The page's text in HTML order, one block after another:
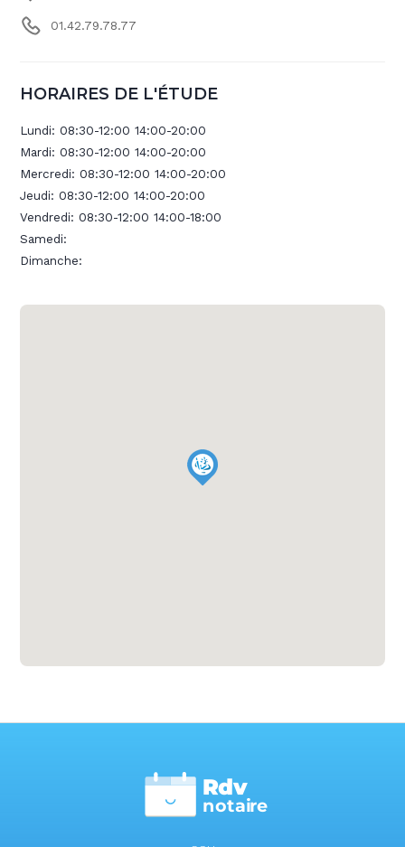
01.42.79.78.77
HORAIRES DE L'ÉTUDE
Lundi:08:30-12:00 14:00-20:00
Mardi:08:30-12:00 14:00-20:00
Mercredi:08:30-12:00 14:00-20:00
Jeudi:08:30-12:00 14:00-20:00
Vendredi:08:30-12:00 14:00-18:00
Samedi:
Dimanche:
notaire
Rdv